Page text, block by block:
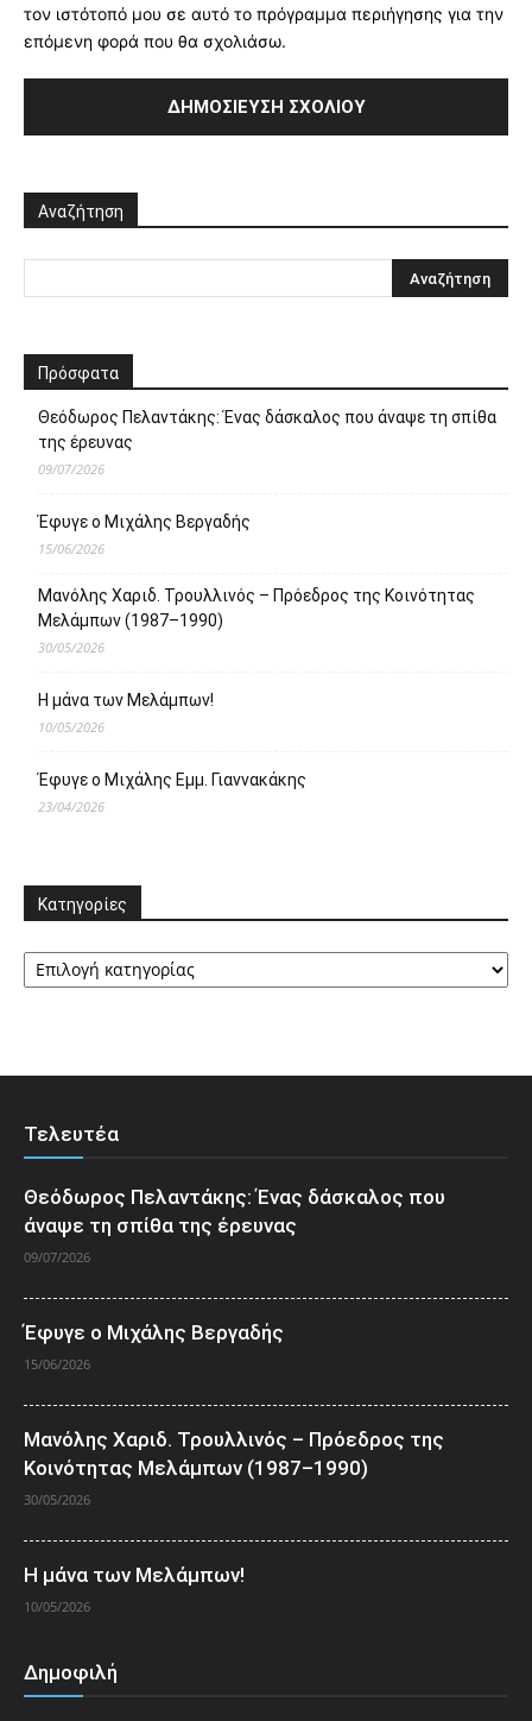
τον ιστότοπό μου σε αυτό το πρόγραμμα περιήγησης για την
επόμενη φορά που θα σχολιάσω.
Αναζήτηση
Πρόσφατα
Θεόδωρος Πελαντάκης: Ένας δάσκαλος που άναψε τη σπίθα
της έρευνας
09/07/2026
Έφυγε ο Μιχάλης Βεργαδής
15/06/2026
Μανόλης Χαριδ. Τρουλλινός – Πρόεδρος της Κοινότητας
Μελάμπων (1987–1990)
30/05/2026
Η μάνα των Μελάμπων!
10/05/2026
Έφυγε ο Μιχάλης Εμμ. Γιαννακάκης
23/04/2026
Κατηγορίες
Κατηγορίες
Τελευτέα
Θεόδωρος Πελαντάκης: Ένας δάσκαλος που
άναψε τη σπίθα της έρευνας
09/07/2026
Έφυγε ο Μιχάλης Βεργαδής
15/06/2026
Μανόλης Χαριδ. Τρουλλινός – Πρόεδρος της
Κοινότητας Μελάμπων (1987–1990)
30/05/2026
Η μάνα των Μελάμπων!
10/05/2026
Δημοφιλή